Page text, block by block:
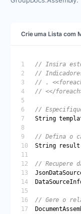
Crie uma Lista com
String
String
result